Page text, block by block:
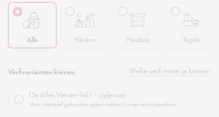
Alle Keuken Meubels Tegels
Verfvarianten kiezen: Welke verf moet je kiezen?
De Alles Verven-lak! - zijdemat
Voor intensief gebruikte oppervlakken binnen en buitenshuis